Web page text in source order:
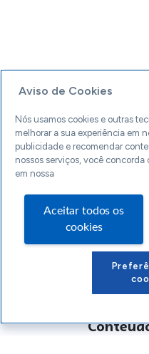
Aviso de Cookies
Nós usamos cookies e outras
melhorar a sua experiência em
publicidade e recomendar
nossos serviços, você
em nossa
Aceitar todos os
cookies